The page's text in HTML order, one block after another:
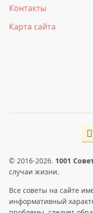
Контакты
Карта сайта
© 2016-2026. 1001
случаи жизни.
Все советы на сайте
информативный